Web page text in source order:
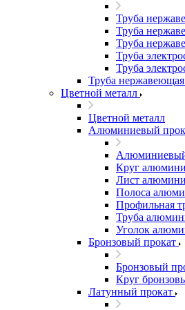
Труба
Труба
Труба
Труба
Труба
Труба
Цветной металл
Цветной металл
Алюминиевый
Круг
Лист
Полоса
Профильная
Труба
Уголок
Бронзовый прокат
Бронзовый
Круг
Латунный прокат